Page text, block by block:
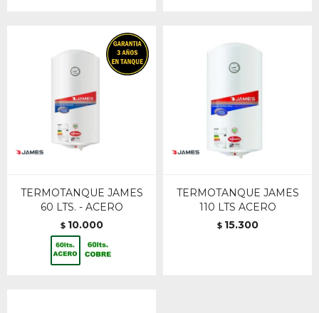
TERMOTANQUE JAMES
60 LTS. - ACERO
$ 10.000
TERMOTANQUE JAMES
110 LTS ACERO
$ 15.300